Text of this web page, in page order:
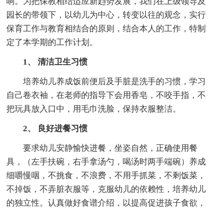
园长的带领下，以幼儿为中心，转变以往的观念，实行
保育工作与教育相结合的原则，结合本人的工作，特制
定了本学期的工作计划。
1、 清洁卫生习惯
培养幼儿养成饭前便后及手脏是洗手的习惯，学习
自己卷衣袖，在老师的指导下会用香皂，不咬手指，不
把玩具放入口中，用毛巾洗脸，保持衣服整洁。
2、 良好进餐习惯
要求幼儿安静愉快进餐，坐姿自然，正确使用餐
具，（左手扶碗，右手拿汤勺，喝汤时两手端碗）养成
细嚼慢咽，不挑食，不浪费，不用手抓菜，不剩饭菜，
不掉饭，不弄脏衣服等，克服幼儿的依赖性，培养幼儿
的独立性。认真做好食谱介绍，以提高促进孩子食欲，